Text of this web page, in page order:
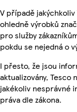
V případě
ohledně výrobků
pro služby
pokdu se nejedná o
I přesto, že jsou
aktualizovány,
jakékoliv nesprávné
práva dle zákona.